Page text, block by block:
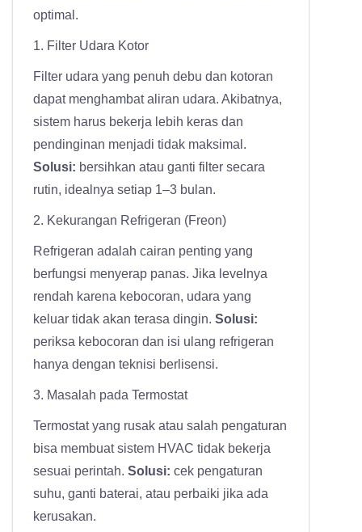
optimal.
1. Filter Udara Kotor
Filter udara yang penuh debu dan kotoran
dapat menghambat aliran udara. Akibatnya,
sistem harus bekerja lebih keras dan
pendinginan menjadi tidak maksimal.
Solusi: bersihkan atau ganti filter secara
rutin, idealnya setiap 1–3 bulan.
2. Kekurangan Refrigeran (Freon)
Refrigeran adalah cairan penting yang
berfungsi menyerap panas. Jika levelnya
rendah karena kebocoran, udara yang
keluar tidak akan terasa dingin. Solusi:
periksa kebocoran dan isi ulang refrigeran
hanya dengan teknisi berlisensi.
3. Masalah pada Termostat
Termostat yang rusak atau salah pengaturan
bisa membuat sistem HVAC tidak bekerja
sesuai perintah. Solusi: cek pengaturan
suhu, ganti baterai, atau perbaiki jika ada
kerusakan.